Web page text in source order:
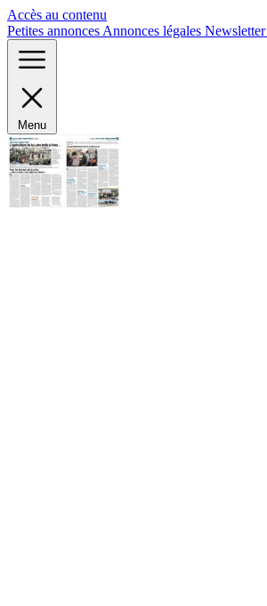
Accès au contenu
Petites annonces Annonces légales Newsletter
Menu
Panneau de gestion des cookies